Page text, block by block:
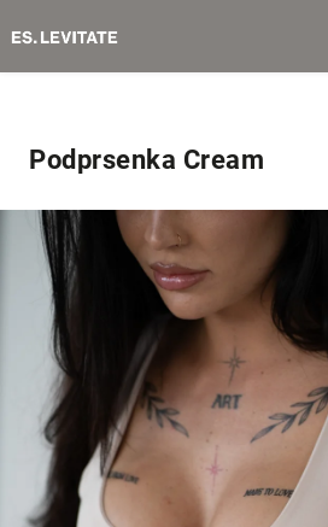
Podprsenka Cream